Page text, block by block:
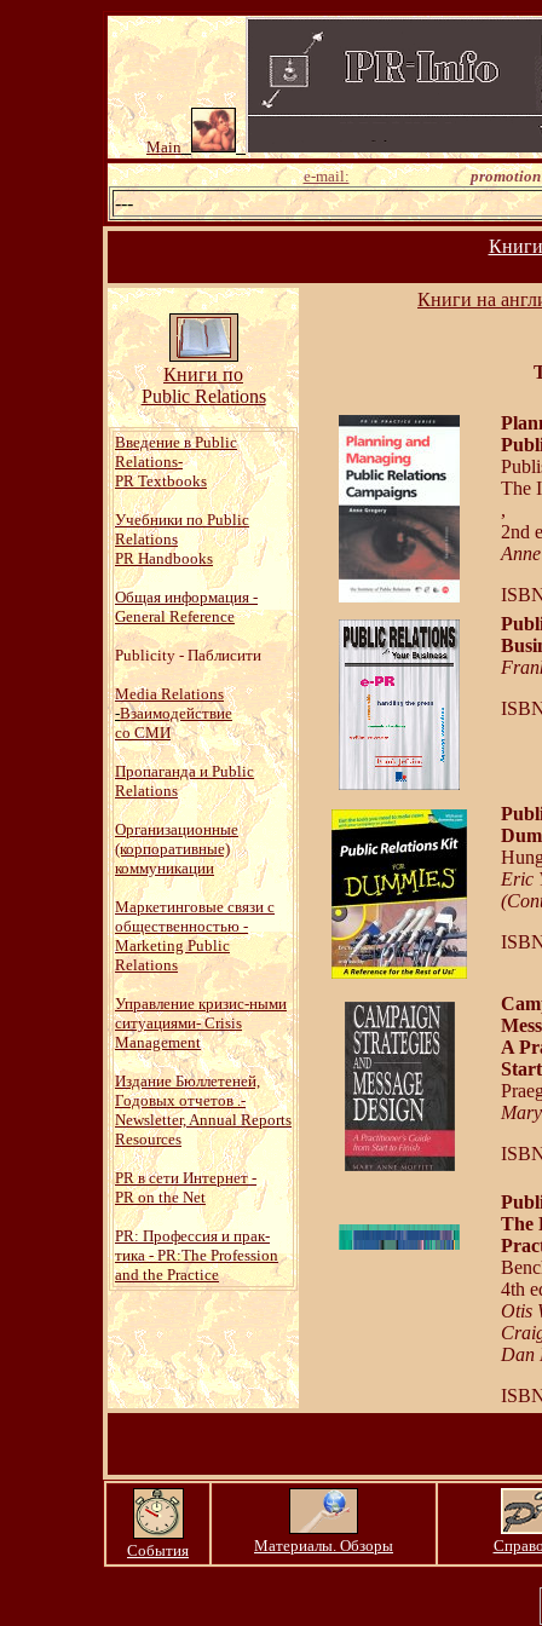
Main
e-mail:
---
Книги по
Public Relations
Введение в Public
Relations-
PR Textbooks
Учебники по Public
Relations
PR Handbooks
Общая информация -
General Reference
Publicity - Паблисити
Media Relations
-Взаимодействие
со СМИ
Пропаганда и Public
Relations
Организационные
(корпоративные)
коммуникации
Маркетинговые связи с
общественностью -
Marketing Public
Relations
Управление кризис-ными
ситуациями- Crisis
Management
Издание Бюллетеней,
Годовых отчетов .-
Newsletter,Annual Reports
Resources
PR в сети Интернет -
PR on the Net
PR: Профессия и прак-
тика - PR:The Profession
and the Practice
Книги на
The
,
2nd
Eric
A
The
4th
Otis
Dan
События Материалы. Обзоры